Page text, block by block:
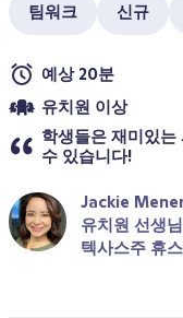
팀워크 신규
예상 20분
유치원 이상
학생들은 재미있
수 있습니다!
Jackie
유치원 선생님
텍사스주 휴